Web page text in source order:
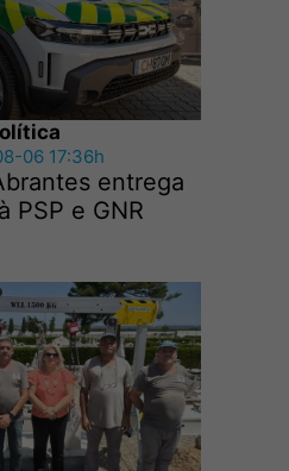
06 17:36h
entrega
PSP e GNR